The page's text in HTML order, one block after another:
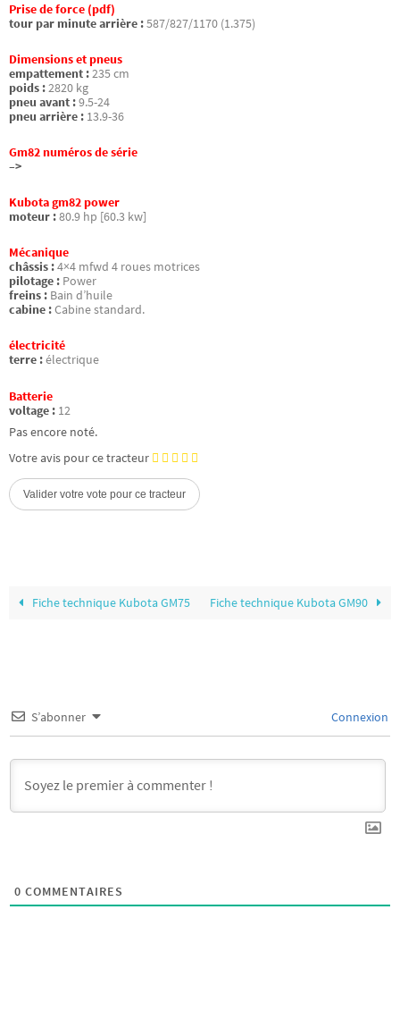
Prise de force (pdf)
tour par minute arrière :587/827/1170 (1.375)
Dimensions et pneus
empattement :235 cm
poids :2820 kg
pneu avant :9.5-24
pneu arrière : 13.9-36
Gm82 numéros de série
–>
Kubota gm82 power
moteur :80.9 hp [60.3 kw]
Mécanique
châssis :4×4 mfwd 4 roues motrices
pilotage : Power
freins : Bain d’huile
cabine :Cabine standard.
électricité
terre :électrique
Batterie
voltage : 12
Pas encore noté.
Votre avis pour ce tracteur
Fiche technique Kubota GM75 Fiche technique Kubota GM90
S’abonner Connexion
0 COMMENTAIRES